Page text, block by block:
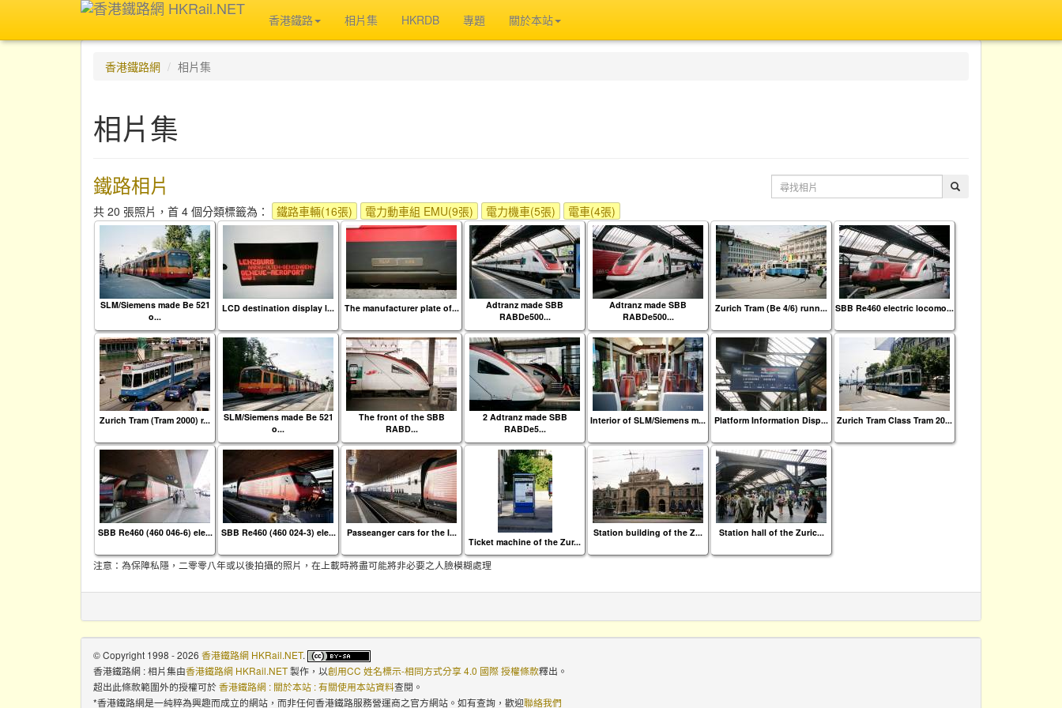
香港鐵路 相片集 HKRDB 專題 關於本站
香港鐵路網 相片集
相片集
鐵路相片
共 20 張照片，首 4 個分類標籤為： 鐵路車輛(16張) 電力動車組 EMU(9張) 電力機車(5張) 電車(4張)
SLM/Siemens made Be 521
o...
LCD destination display l... The manufacturer plate of...
Adtranz made SBB
RABDe500...
Adtranz made SBB
RABDe500...
Zurich Tram (Be 4/6) runn... SBB Re460 electric locomo...
Zurich Tram (Tram 2000) r...
SLM/Siemens made Be 521
o...
The front of the SBB
RABD...
2 Adtranz made SBB
RABDe5...
Interior of SLM/Siemens m... Platform Information Disp... Zurich Tram Class Tram 20...
SBB Re460 (460 046-6) ele... SBB Re460 (460 024-3) ele...
Passeanger cars for the I...
Ticket machine of the Zur...
Station building of the Z... Station hall of the Zuric...
注意：為保障私隱，二零零八年或以後拍攝的照片，在上載時將盡可能將非必要之人臉模糊處理
© Copyright 1998 - 2026 香港鐵路網 HKRail.NET.
香港鐵路網 : 相片集由香港鐵路網 HKRail.NET製作，以創用CC 姓名標示-相同方式分享 4.0 國際 授權條款釋出。
超出此條款範圍外的授權可於香港鐵路網 : 關於本站 : 有關使用本站資料查閱。
*香港鐵路網是一純粹為興趣而成立的網站，而非任何香港鐵路服務營運商之官方網站。如有查詢，歡迎聯絡我們